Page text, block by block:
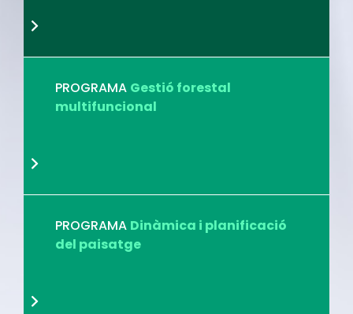
PROGRAMA Gestió forestal
multifuncional
PROGRAMA Dinàmica i planificació
del paisatge